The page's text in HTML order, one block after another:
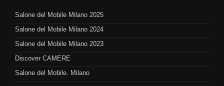
Salone del Mobile Milano 2025
Salone del Mobile Milano 2024
Salone del Mobile Milano 2023
Discover CAMERE
Salone del Mobile. Milano